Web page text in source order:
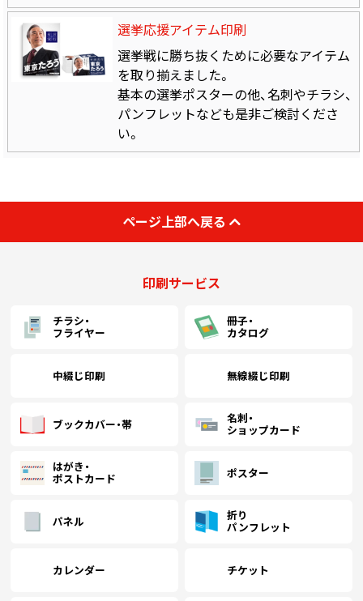
選挙応援アイテム印刷
選挙戦に勝ち抜くために必要なアイテム
を取り揃えました。
基本の選挙ポスターの他、名刺やチラシ、
パンフレットなども是非ご検討くださ
い。
ページ上部へ戻る
印刷サービス
チラシ・
フライヤー
冊子・
カタログ
中綴じ印刷 無線綴じ印刷
ブックカバー・帯
名刺・
ショップカード
はがき・
ポストカード
ポスター
パネル
折り
パンフレット
カレンダー チケット